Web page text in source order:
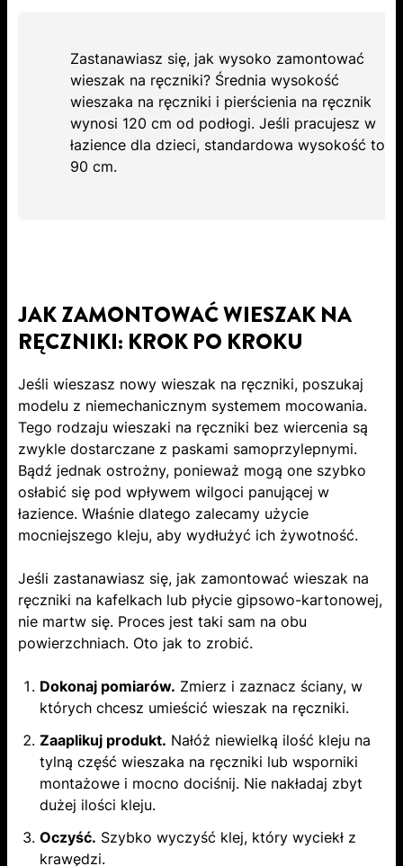
Zastanawiasz się, jak wysoko zamontować
wieszak na ręczniki? Średnia wysokość
wieszaka na ręczniki i pierścienia na ręcznik
wynosi 120 cm od podłogi. Jeśli pracujesz w
łazience dla dzieci, standardowa wysokość to
90 cm.
JAK ZAMONTOWAĆ WIESZAK NA
RĘCZNIKI: KROK PO KROKU
Jeśli wieszasz nowy wieszak na ręczniki, poszukaj
modelu z niemechanicznym systemem mocowania.
Tego rodzaju wieszaki na ręczniki bez wiercenia są
zwykle dostarczane z paskami samoprzylepnymi.
Bądź jednak ostrożny, ponieważ mogą one szybko
osłabić się pod wpływem wilgoci panującej w
łazience. Właśnie dlatego zalecamy użycie
mocniejszego kleju, aby wydłużyć ich żywotność.
Jeśli zastanawiasz się, jak zamontować wieszak na
ręczniki na kafelkach lub płycie gipsowo-kartonowej,
nie martw się. Proces jest taki sam na obu
powierzchniach. Oto jak to zrobić.
Dokonaj pomiarów. Zmierz i zaznacz ściany, w
których chcesz umieścić wieszak na ręczniki.
Zaaplikuj produkt. Nałóż niewielką ilość kleju na
tylną część wieszaka na ręczniki lub wsporniki
montażowe i mocno dociśnij. Nie nakładaj zbyt
dużej ilości kleju.
Oczyść. Szybko wyczyść klej, który wyciekł z
krawędzi.